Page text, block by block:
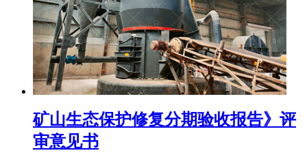
矿山生态保护修复分期验收报告》评
审意见书